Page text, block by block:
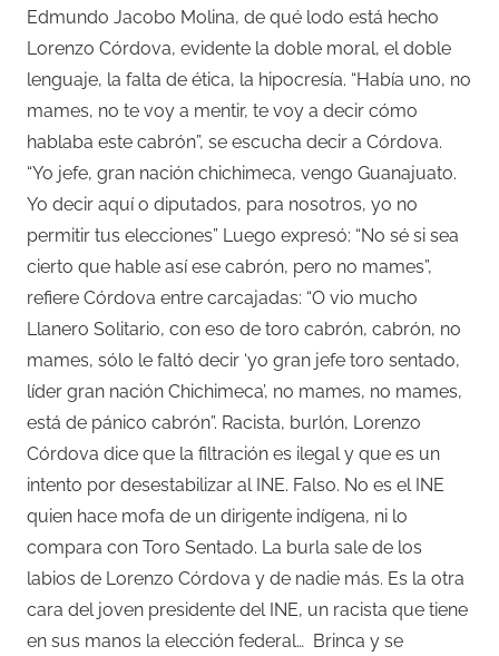
Edmundo Jacobo Molina, de qué lodo está hecho
Lorenzo Córdova, evidente la doble moral, el doble
lenguaje, la falta de ética, la hipocresía. “Había uno, no
mames, no te voy a mentir, te voy a decir cómo
hablaba este cabrón”, se escucha decir a Córdova.
“Yo jefe, gran nación chichimeca, vengo Guanajuato.
Yo decir aquí o diputados, para nosotros, yo no
permitir tus elecciones” Luego expresó: “No sé si sea
cierto que hable así ese cabrón, pero no mames”,
refiere Córdova entre carcajadas: “O vio mucho
Llanero Solitario, con eso de toro cabrón, cabrón, no
mames, sólo le faltó decir ‘yo gran jefe toro sentado,
líder gran nación Chichimeca’, no mames, no mames,
está de pánico cabrón”. Racista, burlón, Lorenzo
Córdova dice que la filtración es ilegal y que es un
intento por desestabilizar al INE. Falso. No es el INE
quien hace mofa de un dirigente indígena, ni lo
compara con Toro Sentado. La burla sale de los
labios de Lorenzo Córdova y de nadie más. Es la otra
cara del joven presidente del INE, un racista que tiene
en sus manos la elección federal… Brinca y se